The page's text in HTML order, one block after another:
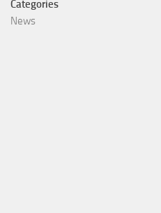
Categories
News